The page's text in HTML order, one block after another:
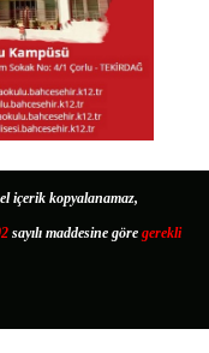
içerik kopyalanamaz,
sayılı maddesine göre gerekli